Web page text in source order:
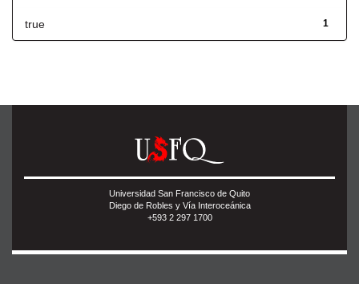
1
true
Universidad San Francisco de Quito
Diego de Robles y Vía Interoceánica
+593 2 297 1700